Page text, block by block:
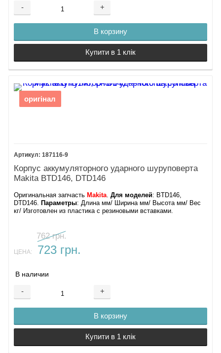
- +
В корзину
Купити в 1 клік
оригінал
187116-9
Корпус аккумуляторного ударного шуруповерта
Makita BTD146, DTD146
Оригинальная запчасть Makita .Для моделей: BTD146,
DTD146.
Параметры: Длина мм/ Ширина мм/ Высота мм/ Вес
кг/ Изготовлен из пластика с резиновыми вставками.
762 грн.
ЦЕНА: 723 грн.
В наличии
- +
В корзину
Купити в 1 клік